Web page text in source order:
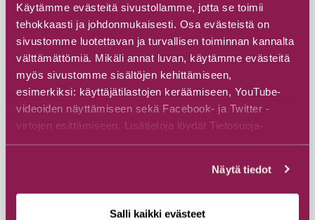
Käytämme evästeitä sivustollamme, jotta se toimii
tehokkaasti ja johdonmukaisesti. Osa evästeistä on
sivustomme luotettavan ja turvallisen toiminnan kannalta
välttämättömiä. Mikäli annat luvan, käytämme evästeitä
myös sivustomme sisältöjen kehittämiseen,
esimerkiksi: käyttäjätilastojen keräämiseen, YouTube-
videoiden näyttämiseen sekä Facebook- ja Twitter -
virtojen esittämiseen. Lisätietoja löydät Tietosuoja-
sivuiltamme.
Näytä tiedot
Salli kaikki evästeet
Pirttivaarantie 131, 89920 Ruhtinansalmi
Tutustu